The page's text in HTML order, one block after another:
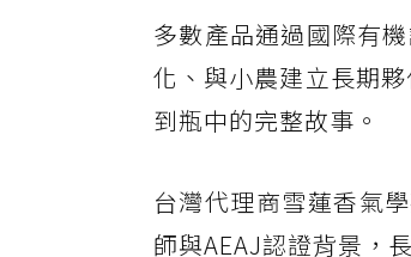
多數產品通過國際有
化、與小農建立長期
到瓶中的完整故事。
台灣代理商雪蓮香氣
師與AEAJ認證背景，